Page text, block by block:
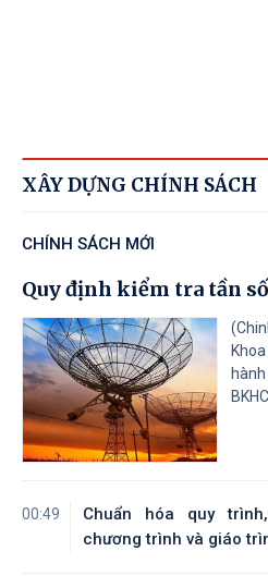
05/08/2026
pháp luật
/QĐ-TTg
05/08/2026
Về Tiêu chí
để thực
tại doanh
nghiệp có
Tài liệu
31/CT-TTg
Về thực
Tài liệu
XÂY DỰNG CHÍNH SÁCH
CHÍNH SÁCH MỚI
Quy định kiểm tra tần
00:49
Chuẩn hóa quy
chương trình và giáo